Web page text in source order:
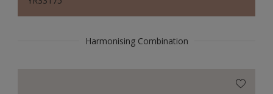
Harmonising Combination